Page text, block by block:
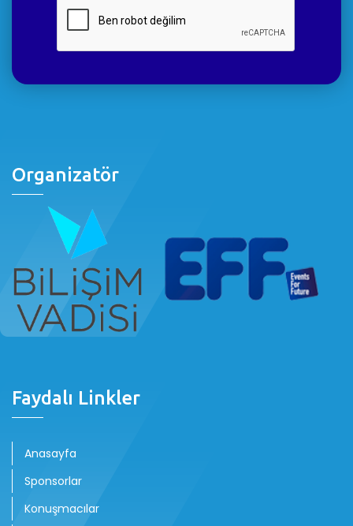
Organizatör
Faydalı Linkler
Anasayfa
Sponsorlar
Konuşmacılar